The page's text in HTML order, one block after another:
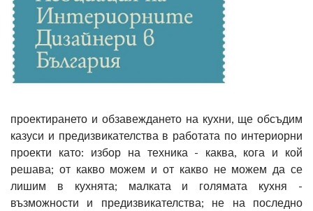
проектирането и обзавеждането на кухни, ще обсъдим
казуси и предизвикателства в работата по интериорни
проекти като: избор на техника - каква, кога и кой
решава; от какво можем и от какво не можем да се
лишим в кухнята; малката и голямата кухня -
възможности и предизвикателства; не на последно